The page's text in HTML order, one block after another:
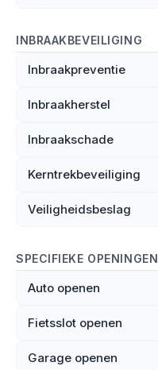
INBRAAKBEVEILIGING
Inbraakpreventie
Inbraakherstel
Inbraakschade
Kerntrekbeveiliging
Veiligheidsbeslag
SPECIFIEKE OPENINGEN
Auto openen
Fietsslot openen
Garage openen